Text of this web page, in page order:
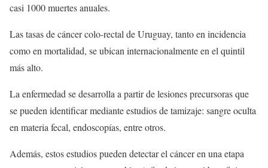
casi 1000 muertes anuales.
Las tasas de cáncer colo-rectal de Uruguay, tanto en incidencia
como en mortalidad, se ubican internacionalmente en el quintil
más alto.
La enfermedad se desarrolla a partir de lesiones precursoras que
se pueden identificar mediante estudios de tamizaje: sangre oculta
en materia fecal, endoscopías, entre otros.
Además, estos estudios pueden detectar el cáncer en una etapa